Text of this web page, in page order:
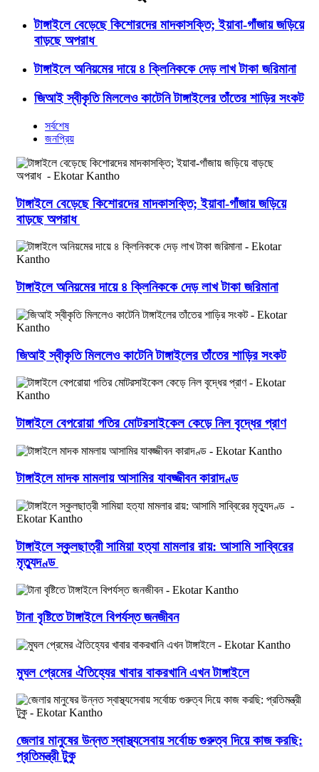
টাঙ্গাইলে বেড়েছে কিশোরদের মাদকাসক্তি; ইয়াবা-গাঁজায় জড়িয়ে
বাড়ছে অপরাধ
টাঙ্গাইলে অনিয়মের দায়ে ৪ ক্লিনিককে দেড় লাখ টাকা জরিমানা
জিআই স্বীকৃতি মিললেও কাটেনি টাঙ্গাইলের তাঁতের শাড়ির সংকট
সর্বশেষ
জনপ্রিয়
টাঙ্গাইলে বেড়েছে কিশোরদের মাদকাসক্তি; ইয়াবা-গাঁজায় জড়িয়ে
বাড়ছে অপরাধ
টাঙ্গাইলে অনিয়মের দায়ে ৪ ক্লিনিককে দেড় লাখ টাকা জরিমানা
জিআই স্বীকৃতি মিললেও কাটেনি টাঙ্গাইলের তাঁতের শাড়ির সংকট
টাঙ্গাইলে বেপরোয়া গতির মোটরসাইকেল কেড়ে নিল বৃদ্ধের প্রাণ
টাঙ্গাইলে মাদক মামলায় আসামির যাবজ্জীবন কারাদণ্ড
টাঙ্গাইলে স্কুলছাত্রী সামিয়া হত্যা মামলার রায়: আসামি সাব্বিরের
মৃত্যুদণ্ড
টানা বৃষ্টিতে টাঙ্গাইলে বিপর্যস্ত জনজীবন
মুঘল প্রেমের ঐতিহ্যের খাবার বাকরখানি এখন টাঙ্গাইলে
জেলার মানুষের উন্নত স্বাস্থ্যসেবায় সর্বোচ্চ গুরুত্ব দিয়ে কাজ করছি:
প্রতিমন্ত্রী টুকু